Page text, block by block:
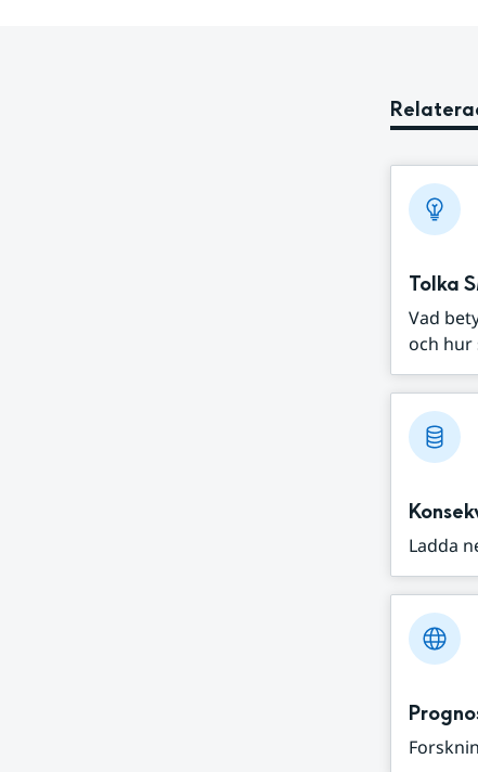
Tolka
Vad
och hur
Ladda